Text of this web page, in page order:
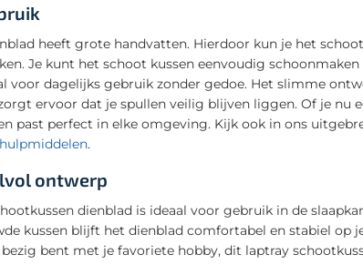
heeft grote handvatten. Hierdoor kun je het
Je kunt het schoot kussen eenvoudig
voor dagelijks gebruik zonder gedoe. Het slimme
ervoor dat je spullen veilig blijven liggen. Of je nu
past perfect in elke omgeving. Kijk ook in ons
.
ontwerp
dienblad is ideaal voor gebruik in de
kussen blijft het dienblad comfortabel en stabiel op
bent met je favoriete hobby, dit laptray